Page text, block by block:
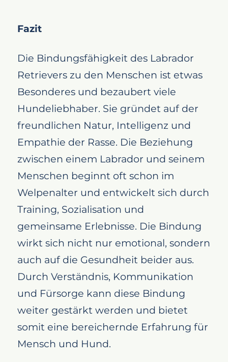
Fazit
Die Bindungsfähigkeit des Labrador
Retrievers zu den Menschen ist etwas
Besonderes und bezaubert viele
Hundeliebhaber. Sie gründet auf der
freundlichen Natur, Intelligenz und
Empathie der Rasse. Die Beziehung
zwischen einem Labrador und seinem
Menschen beginnt oft schon im
Welpenalter und entwickelt sich durch
Training, Sozialisation und
gemeinsame Erlebnisse. Die Bindung
wirkt sich nicht nur emotional, sondern
auch auf die Gesundheit beider aus.
Durch Verständnis, Kommunikation
und Fürsorge kann diese Bindung
weiter gestärkt werden und bietet
somit eine bereichernde Erfahrung für
Mensch und Hund.